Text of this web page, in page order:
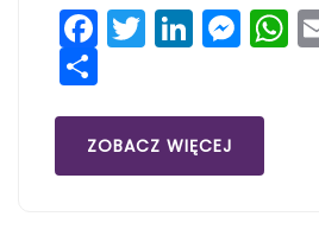
Facebook
Twitter
Share
ZOBACZ WIĘCEJ